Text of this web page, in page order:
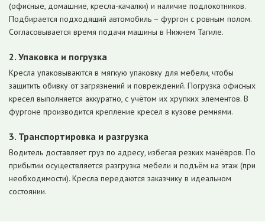
(офисные, домашние, кресла-качалки) и наличие подлокотников.
Подбирается подходящий автомобиль – фургон с ровным полом.
Согласовывается время подачи машины в Нижнем Тагиле.
2. Упаковка и погрузка
Кресла упаковываются в мягкую упаковку для мебели, чтобы
защитить обивку от загрязнений и повреждений. Погрузка офисных
кресел выполняется аккуратно, с учётом их хрупких элементов. В
фургоне производится крепление кресел в кузове ремнями.
3. Транспортировка и разгрузка
Водитель доставляет груз по адресу, избегая резких манёвров. По
прибытии осуществляется разгрузка мебели и подъём на этаж (при
необходимости). Кресла передаются заказчику в идеальном
состоянии.